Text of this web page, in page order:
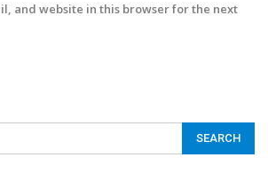
and website in this browser for the next